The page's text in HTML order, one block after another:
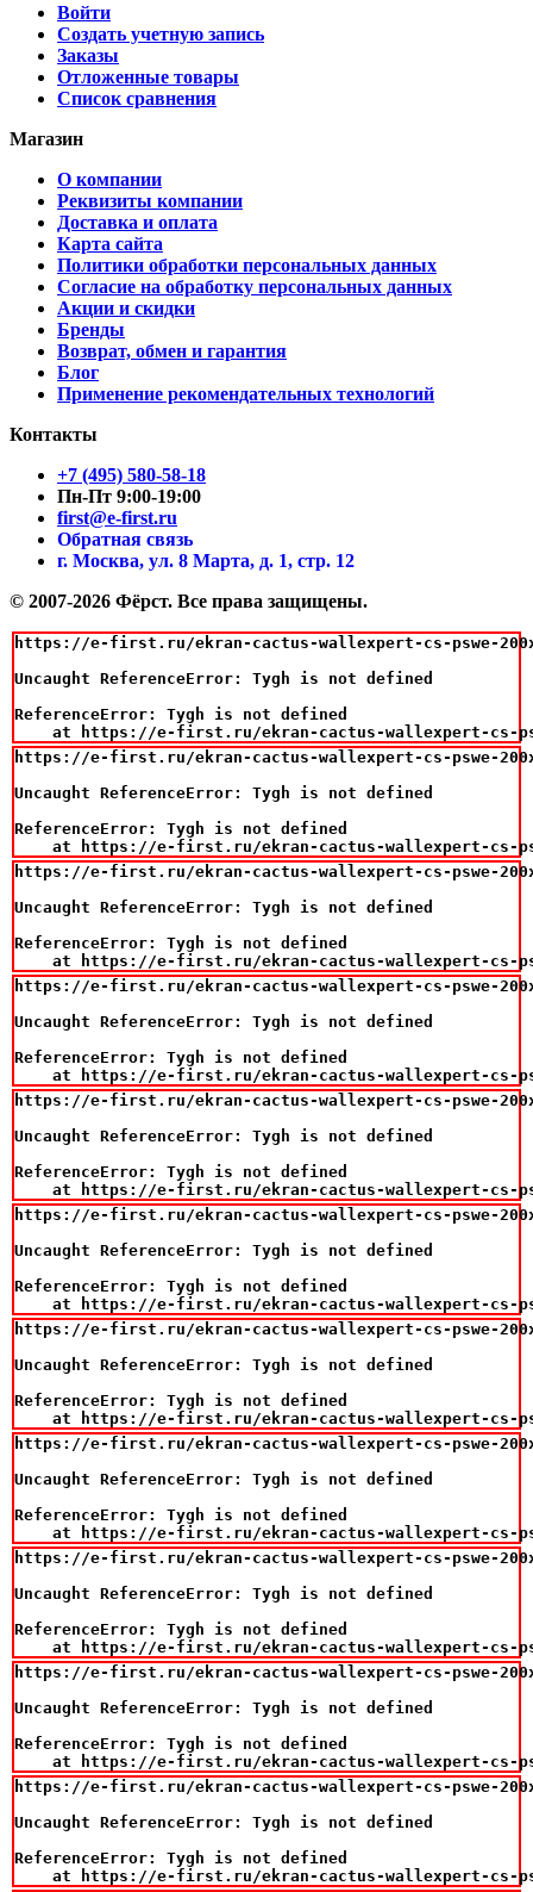
Войти
Создать учетную запись
Заказы
Отложенные товары
Список сравнения
Магазин
О компании
Реквизиты компании
Доставка и оплата
Карта сайта
Политики обработки персональных данных
Согласие на обработку персональных данных
Акции и скидки
Бренды
Возврат, обмен и гарантия
Блог
Применение рекомендательных технологий
Контакты
+7 (495) 580-58-18
Пн-Пт 9:00-19:00
first@e-first.ru
Обратная связь
г. Москва, ул. 8 Марта, д. 1, стр. 12
© 2007-2026 Фёрст. Все права защищены.
https://e-first.ru/ekran-cactus-wallexpert-cs-pswe-
Uncaught ReferenceError: Tygh is not defined
ReferenceError: Tygh is not defined
at https://e-first.ru/ekran-cactus-wallexpert-
https://e-first.ru/ekran-cactus-wallexpert-cs-pswe-
Uncaught ReferenceError: Tygh is not defined
ReferenceError: Tygh is not defined
at https://e-first.ru/ekran-cactus-wallexpert-
https://e-first.ru/ekran-cactus-wallexpert-cs-pswe-
Uncaught ReferenceError: Tygh is not defined
ReferenceError: Tygh is not defined
at https://e-first.ru/ekran-cactus-wallexpert-
https://e-first.ru/ekran-cactus-wallexpert-cs-pswe-
Uncaught ReferenceError: Tygh is not defined
ReferenceError: Tygh is not defined
at https://e-first.ru/ekran-cactus-wallexpert-
https://e-first.ru/ekran-cactus-wallexpert-cs-pswe-
Uncaught ReferenceError: Tygh is not defined
ReferenceError: Tygh is not defined
at https://e-first.ru/ekran-cactus-wallexpert-
https://e-first.ru/ekran-cactus-wallexpert-cs-pswe-
Uncaught ReferenceError: Tygh is not defined
ReferenceError: Tygh is not defined
at https://e-first.ru/ekran-cactus-wallexpert-
https://e-first.ru/ekran-cactus-wallexpert-cs-pswe-
Uncaught ReferenceError: Tygh is not defined
ReferenceError: Tygh is not defined
at https://e-first.ru/ekran-cactus-wallexpert-
https://e-first.ru/ekran-cactus-wallexpert-cs-pswe-
Uncaught ReferenceError: Tygh is not defined
ReferenceError: Tygh is not defined
at https://e-first.ru/ekran-cactus-wallexpert-
https://e-first.ru/ekran-cactus-wallexpert-cs-pswe-
Uncaught ReferenceError: Tygh is not defined
ReferenceError: Tygh is not defined
at https://e-first.ru/ekran-cactus-wallexpert-
https://e-first.ru/ekran-cactus-wallexpert-cs-pswe-
Uncaught ReferenceError: Tygh is not defined
ReferenceError: Tygh is not defined
at https://e-first.ru/ekran-cactus-wallexpert-
https://e-first.ru/ekran-cactus-wallexpert-cs-pswe-
Uncaught ReferenceError: Tygh is not defined
ReferenceError: Tygh is not defined
at https://e-first.ru/ekran-cactus-wallexpert-